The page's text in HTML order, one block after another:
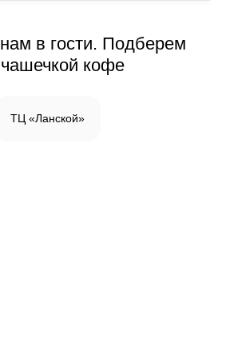
в гости. Подберем
кофе
ТЦ «Ланской»